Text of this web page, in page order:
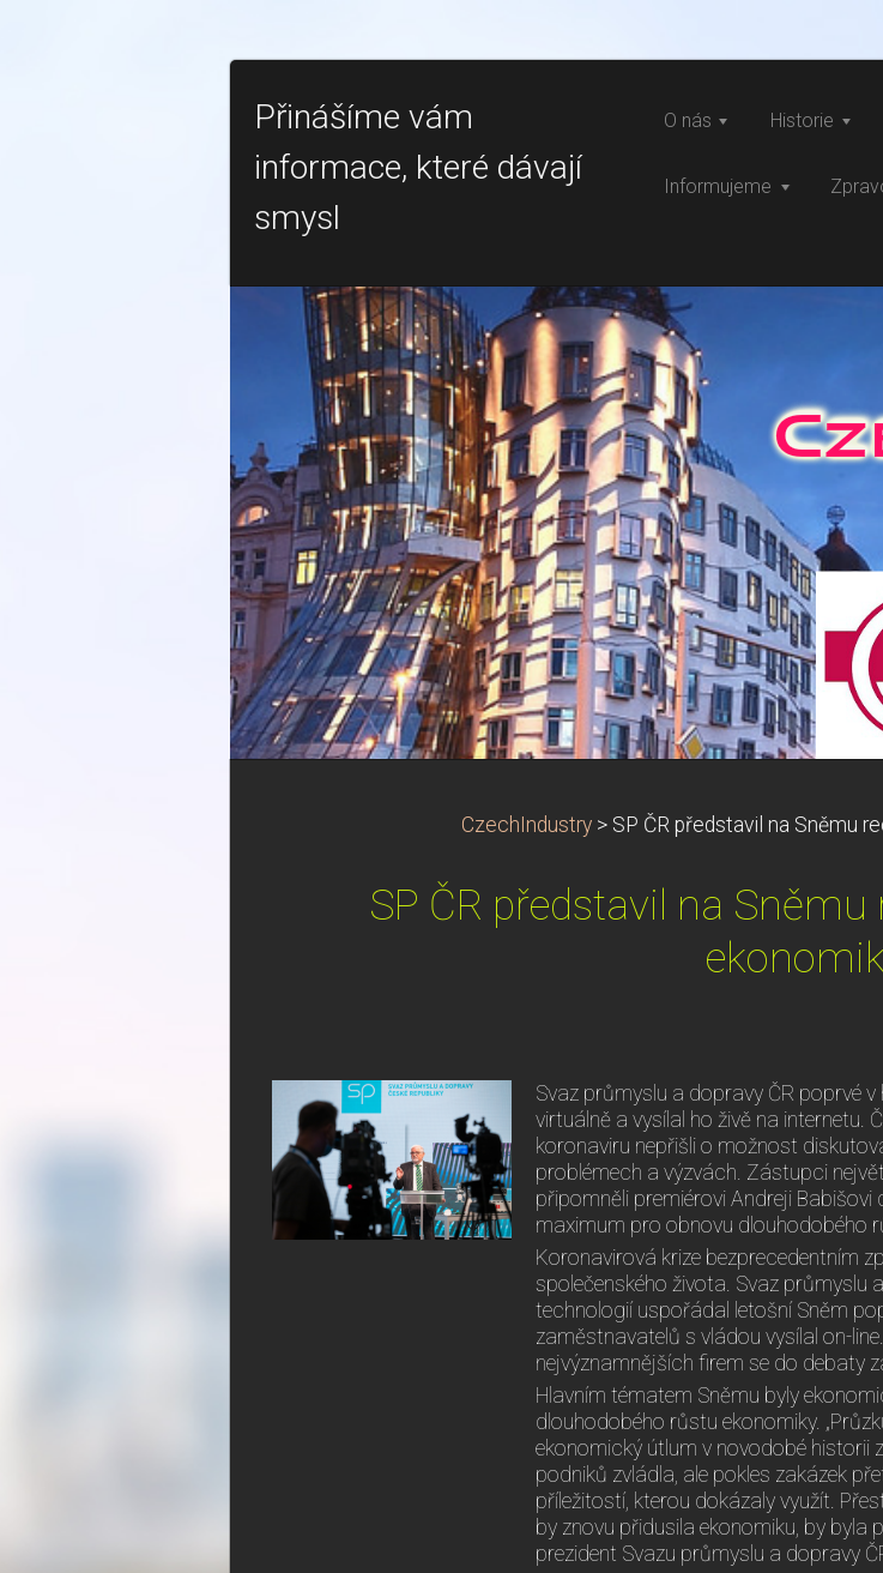
Přinášíme vám
informace, které dávají
smysl
O nás Historie
Informujeme
CzechIndustry > SP ČR představil na Sněmu
SP ČR představil na
Svaz průmyslu a dopravy ČR poprvé
virtuálně a vysílal ho živě na internetu.
koronaviru nepřišli o možnost
problémech a výzvách. Zástupci
připomněli premiérovi Andreji
maximum pro obnovu dlouhodobého
Koronavirová krize bezprecedentním
společenského života. Svaz
technologií uspořádal letošní Sněm
zaměstnavatelů s vládou vysílal on-
nejvýznamnějších firem se do debaty
Hlavním tématem Sněmu byly
dlouhodobého růstu ekonomiky.
ekonomický útlum v novodobé historii
podniků zvládla, ale pokles zakázek
příležitostí, kterou dokázaly využít.
by znovu přidusila ekonomiku, by byla
prezident Svazu průmyslu a dopravy